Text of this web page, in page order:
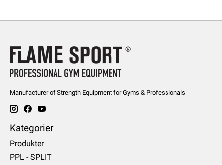
Manufacturer of Strength Equipment for Gyms & Professionals
Kategorier
Produkter
PPL - SPLIT